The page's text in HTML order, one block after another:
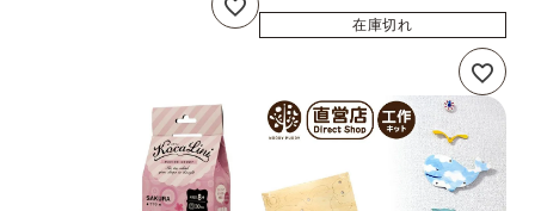
在庫切れ